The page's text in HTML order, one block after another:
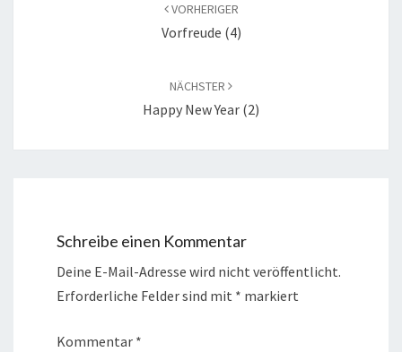
VORHERIGER
Vorfreude (4)
NÄCHSTER
Happy New Year (2)
Schreibe einen Kommentar
Deine E-Mail-Adresse wird nicht veröffentlicht.
Erforderliche Felder sind mit * markiert
Kommentar *